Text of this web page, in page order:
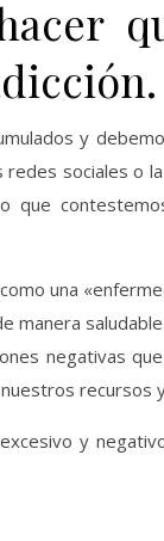
y
sociales o
que
una
manera
negativas
recursos
y